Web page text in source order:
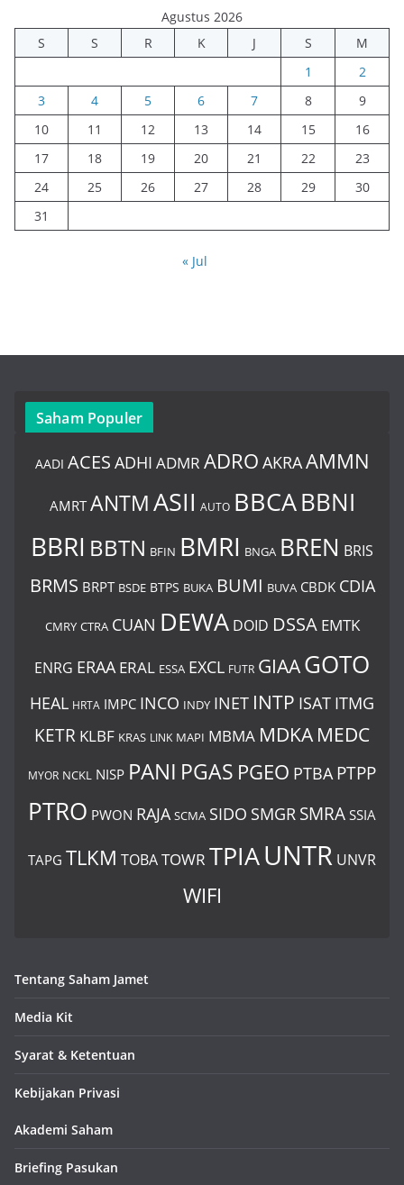
Agustus 2026
S
S R K J S
M
1
2
3
4 5 6 7 8
9
10
11 12 13 14 15
16
17
18 19 20 21 22
23
24
25 26 27 28 29
30
31
« Jul
Saham Populer
AADI ACES ADHI ADMR ADRO AKRAAMMN
AMRT ANTMASII AUTO BBCABBNI
BBRI BBTN BFIN BMRI BNGA BREN BRIS
BRMS BRPT BSDE BTPS BUKA BUMI BUVA CBDK CDIA
CMRY CTRA CUAN DEWA DOID DSSA EMTK
ENRG ERAA ERAL ESSA EXCL FUTR GIAAGOTO
HEAL HRTA IMPC INCO INDY INET INTP ISAT ITMG
KETR KLBF KRAS LINK MAPI MBMA MDKA MEDC
MYOR NCKL NISP PANI PGAS PGEO PTBA PTPP
PTRO PWON RAJA SCMA SIDO SMGR SMRA SSIA
TAPG TLKM TOBATOWR TPIAUNTR UNVR
WIFI
Tentang Saham Jamet
Media Kit
Syarat & Ketentuan
Kebijakan Privasi
Akademi Saham
Briefing Pasukan